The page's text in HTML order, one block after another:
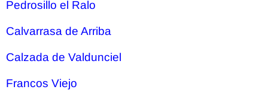
Pedrosillo el Ralo
Calvarrasa de Arriba
Calzada de Valdunciel
Francos Viejo